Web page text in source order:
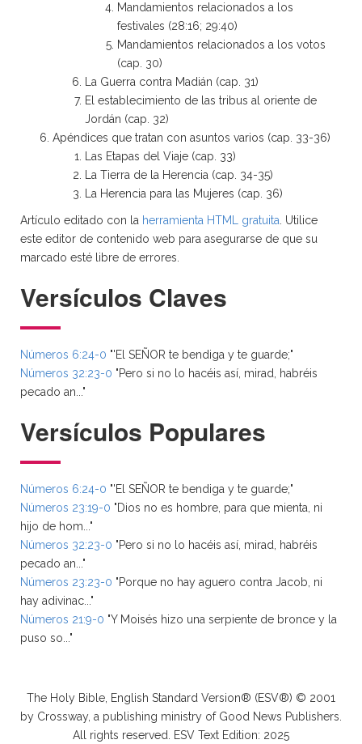
Mandamientos relacionados a los
festivales (28:16; 29:40)
Mandamientos relacionados a los votos
(cap. 30)
La Guerra contra Madián (cap. 31)
El establecimiento de las tribus al oriente de
Jordán (cap. 32)
Apéndices que tratan con asuntos varios (cap. 33-36)
Las Etapas del Viaje (cap. 33)
La Tierra de la Herencia (cap. 34-35)
La Herencia para las Mujeres (cap. 36)
Artículo editado con la herramienta HTML gratuita . Utilice
este editor de contenido web para asegurarse de que su
marcado esté libre de errores.
Versículos Claves
Números 6:24-0 "'El SEÑOR te bendiga y te guarde;"
Números 32:23-0 "Pero si no lo hacéis así, mirad, habréis
pecado an..."
Versículos Populares
Números 6:24-0 "'El SEÑOR te bendiga y te guarde;"
Números 23:19-0 "Dios no es hombre, para que mienta, ni
hijo de hom..."
Números 32:23-0 "Pero si no lo hacéis así, mirad, habréis
pecado an..."
Números 23:23-0 "Porque no hay aguero contra Jacob, ni
hay adivinac..."
Números 21:9-0 "Y Moisés hizo una serpiente de bronce y la
puso so..."
The Holy Bible, English Standard Version® (ESV®) © 2001
by Crossway, a publishing ministry of Good News Publishers.
All rights reserved. ESV Text Edition: 2025